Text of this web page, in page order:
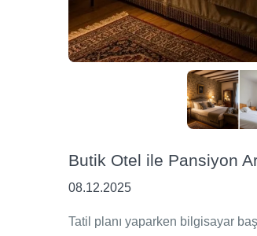
Butik Otel ile Pansiyon
08.12.2025
Tatil planı yaparken bilgisayar